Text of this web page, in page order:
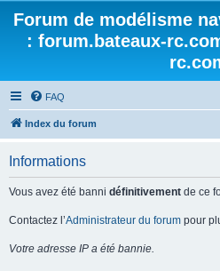
Forum de modélisme
: forum.bateaux-
FAQ
Index du forum
Informations
Vous avez été banni définitivement de ce
Contactez l’Administrateur du forum pour
Votre adresse IP a été bannie.